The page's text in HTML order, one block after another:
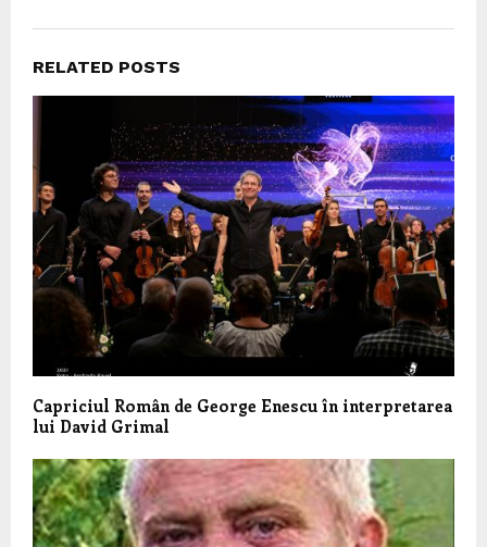
RELATED POSTS
Capriciul Român de George Enescu în interpretarea
lui David Grimal